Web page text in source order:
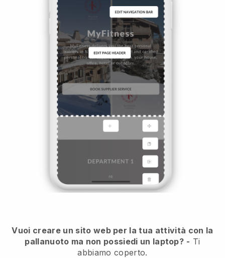
Vuoi creare un sito web per la tua attività con la
pallanuoto ma non possiedi un laptop? - Ti
abbiamo coperto.